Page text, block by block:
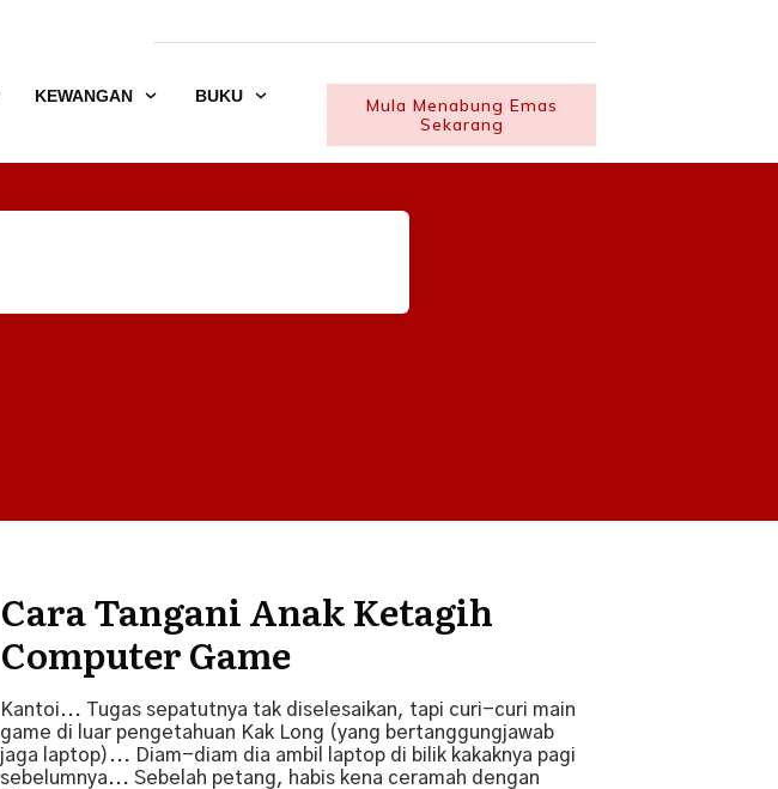
KEWANGAN
BUKU
Mula Menabung Emas
Sekarang
Cara Tangani Anak Ketagih
Computer Game
Kantoi... Tugas sepatutnya tak diselesaikan, tapi curi-curi main
game di luar pengetahuan Kak Long (yang bertanggungjawab
jaga laptop)... Diam-diam dia ambil laptop di bilik kakaknya pagi
sebelumnya... Sebelah petang, habis kena ceramah dengan